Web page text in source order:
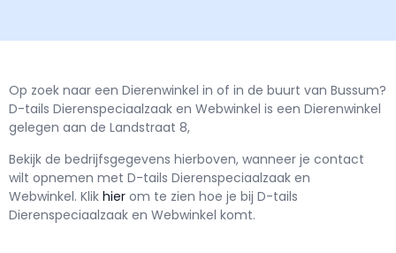
Op zoek naar een Dierenwinkel in of in de buurt van Bussum?
D-tails Dierenspeciaalzaak en Webwinkel is een Dierenwinkel
gelegen aan de Landstraat 8,
Bekijk de bedrijfsgegevens hierboven, wanneer je contact
wilt opnemen met D-tails Dierenspeciaalzaak en
Webwinkel. Klik hier om te zien hoe je bij D-tails
Dierenspeciaalzaak en Webwinkel komt.